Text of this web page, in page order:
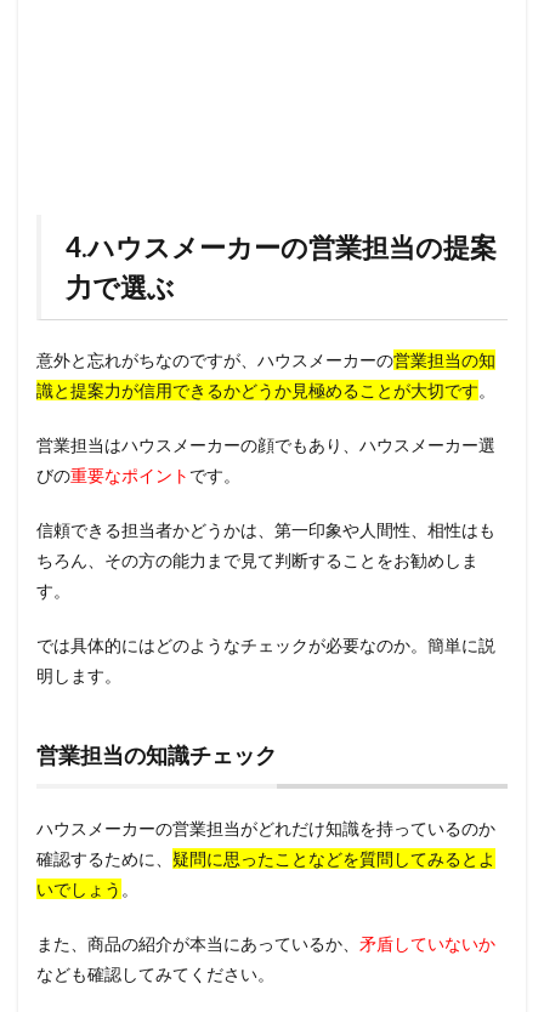
4.ハウスメーカーの営業担当の提案
力で選ぶ
意外と忘れがちなのですが、ハウスメーカーの営業担当の知
識と提案力が信用できるかどうか見極めることが大切です。
営業担当はハウスメーカーの顔でもあり、ハウスメーカー選
びの重要なポイント です。
信頼できる担当者かどうかは、第一印象や人間性、相性はも
ちろん、その方の能力まで見て判断することをお勧めしま
す。
では具体的にはどのようなチェックが必要なのか。簡単に説
明します。
営業担当の知識チェック
ハウスメーカーの営業担当がどれだけ知識を持っているのか
確認するために、 疑問に思ったことなどを質問してみるとよ
いでしょう 。
また、商品の紹介が本当にあっているか、 矛盾していないか
なども確認してみてください。